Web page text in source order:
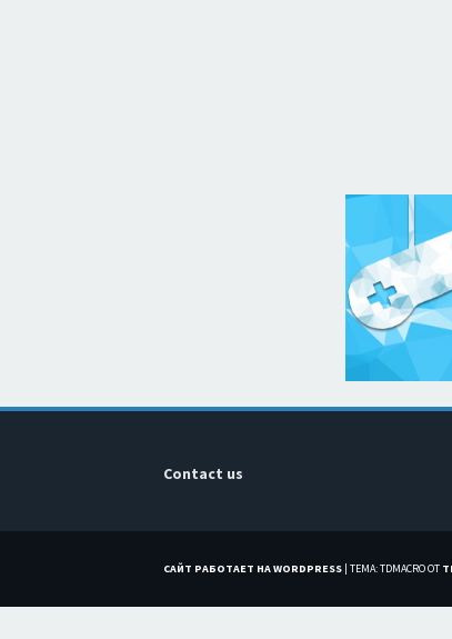
Contact us
САЙТ РАБОТАЕТ НА WORDPRESS ТЕМА: TDMACRO ОТ